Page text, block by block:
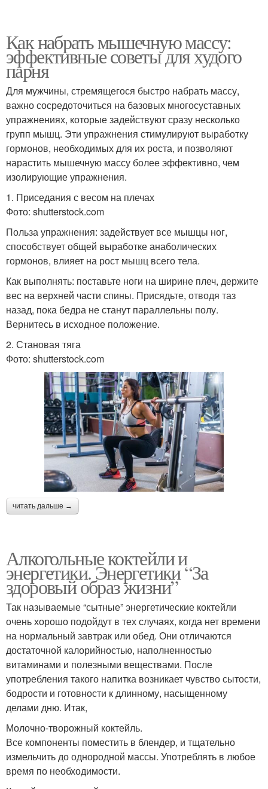
Как набрать мышечную массу:
эффективные советы для худого
парня
Для мужчины, стремящегося быстро набрать массу,
важно сосредоточиться на базовых многосуставных
упражнениях, которые задействуют сразу несколько
групп мышц. Эти упражнения стимулируют выработку
гормонов, необходимых для их роста, и позволяют
нарастить мышечную массу более эффективно, чем
изолирующие упражнения.
1. Приседания с весом на плечах
Фото: shutterstock.com
Польза упражнения: задействует все мышцы ног,
способствует общей выработке анаболических
гормонов, влияет на рост мышц всего тела.
Как выполнять: поставьте ноги на ширине плеч, держите
вес на верхней части спины. Присядьте, отводя таз
назад, пока бедра не станут параллельны полу.
Вернитесь в исходное положение.
2. Становая тяга
Фото: shutterstock.com
читать дальше →
Алкогольные коктейли и
энергетики. Энергетики “За
здоровый образ жизни”
Так называемые “сытные” энергетические коктейли
очень хорошо подойдут в тех случаях, когда нет времени
на нормальный завтрак или обед. Они отличаются
достаточной калорийностью, наполненностью
витаминами и полезными веществами. После
употребления такого напитка возникает чувство сытости,
бодрости и готовности к длинному, насыщенному
делами дню. Итак,
Молочно-творожный коктейль.
Все компоненты поместить в блендер, и тщательно
измельчить до однородной массы. Употреблять в любое
время по необходимости.